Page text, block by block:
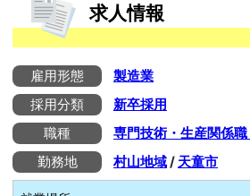
求人情報
雇用形態
製造業
採用分類
新卒採用
職種
専門技術・生産関係職
勤務地
村山地域/ 天童市